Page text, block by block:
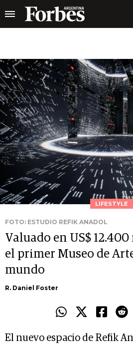
LIFESTYLE
FOTO: ESTUDIO REFIK ANADOL
Valuado en US$
el primer Museo de
mundo
R. Daniel Foster
El nuevo espacio de Refik